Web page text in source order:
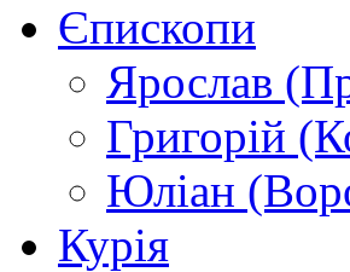
Єпископи
Ярослав
Григорій
Юліан
Курія